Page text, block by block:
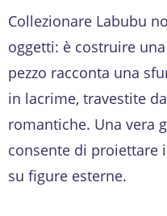
Collezionare Labubu
oggetti: è costruire
pezzo racconta una
in lacrime, travestite
romantiche. Una vera
consente di
su figure esterne.